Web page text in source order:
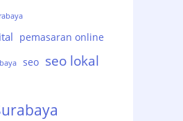
pemasaran online
seo seo lokal